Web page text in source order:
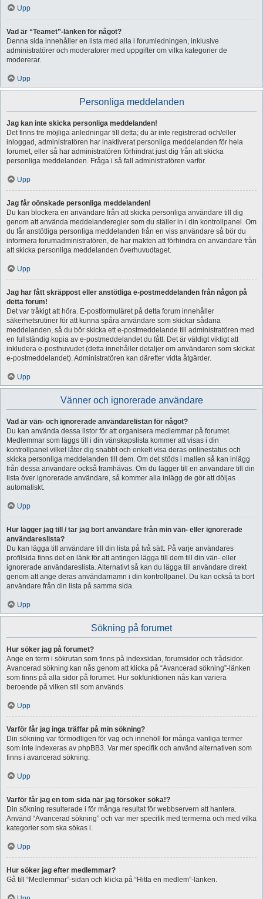
Upp
Vad är “Teamet”-länken för något?
Denna sida innehåller en lista med alla i forumledningen, inklusive
administratörer och moderatorer med uppgifter om vilka kategorier de
modererar.
Upp
Personliga meddelanden
Jag kan inte skicka personliga meddelanden!
Det finns tre möjliga anledningar till detta; du är inte registrerad och/eller
inloggad, administratören har inaktiverat personliga meddelanden för hela
forumet, eller så har administratören förhindrat just dig från att skicka
personliga meddelanden. Fråga i så fall administratören varför.
Upp
Jag får oönskade personliga meddelanden!
Du kan blockera en användare från att skicka personliga användare till dig
genom att använda meddelanderegler som du ställer in i din kontrollpanel. Om
du får anstötliga personliga meddelanden från en viss användare så bör du
informera forumadministratören, de har makten att förhindra en användare från
att skicka personliga meddelanden överhuvudtaget.
Upp
Jag har fått skräppost eller anstötliga e-postmeddelanden från någon på
detta forum!
Det var tråkigt att höra. E-postformuläret på detta forum innehåller
säkerhetsrutiner för att kunna spåra användare som skickar sådana
meddelanden, så du bör skicka ett e-postmeddelande till administratören med
en fullständig kopia av e-postmeddelandet du fått. Det är väldigt viktigt att
inkludera e-posthuvudet (detta innehåller detaljer om användaren som skickat
e-postmeddelandet). Administratören kan därefter vidta åtgärder.
Upp
Vänner och ignorerade användare
Vad är vän- och ignorerade användarelistan för något?
Du kan använda dessa listor för att organisera medlemmar på forumet.
Medlemmar som läggs till i din vänskapslista kommer att visas i din
kontrollpanel vilket låter dig snabbt och enkelt visa deras onlinestatus och
skicka personliga meddelanden till dem. Om det stöds i mallen så kan inlägg
från dessa användare också framhävas. Om du lägger till en användare till din
lista över ignorerade användare, så kommer alla inlägg de gör att döljas
automatiskt.
Upp
Hur lägger jag till / tar jag bort användare från min vän- eller ignorerade
användareslista?
Du kan lägga till användare till din lista på två sätt. På varje användares
profilsida finns det en länk för att antingen lägga till dem till din vän- eller
ignorerade användareslista. Alternativt så kan du lägga till användare direkt
genom att ange deras användarnamn i din kontrollpanel. Du kan också ta bort
användare från din lista på samma sida.
Upp
Sökning på forumet
Hur söker jag på forumet?
Ange en term i sökrutan som finns på indexsidan, forumsidor och trådsidor.
Avancerad sökning kan nås genom att klicka på “Avancerad sökning”-länken
som finns på alla sidor på forumet. Hur sökfunktionen nås kan variera
beroende på vilken stil som används.
Upp
Varför får jag inga träffar på min sökning?
Din sökning var förmodligen för vag och innehöll för många vanliga termer
som inte indexeras av phpBB3. Var mer specifik och använd alternativen som
finns i avancerad sökning.
Upp
Varför får jag en tom sida när jag försöker söka!?
Din sökning resulterade i för många resultat för webbservern att hantera.
Använd “Avancerad sökning” och var mer specifik med termerna och med vilka
kategorier som ska sökas i.
Upp
Hur söker jag efter medlemmar?
Gå till “Medlemmar”-sidan och klicka på “Hitta en medlem”-länken.